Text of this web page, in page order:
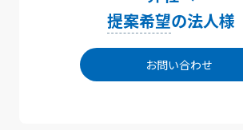
提案希望の法人様
お問い合わせ